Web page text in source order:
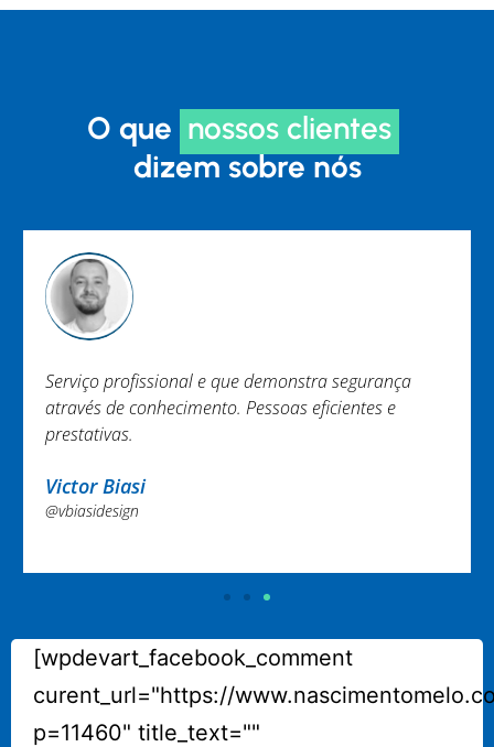
O que nossos clientes
dizem sobre nós
Serviço profissional e que demonstra segurança
através de conhecimento. Pessoas eficientes e
prestativas.
Victor Biasi
@vbiasidesign
[wpdevart_facebook_comment
curent_url="https://
p=11460" title_text=""